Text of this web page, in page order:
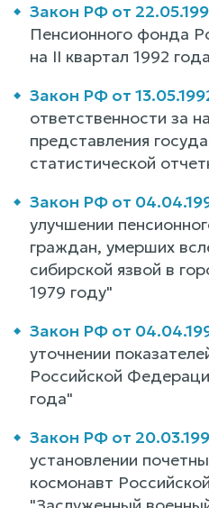
Закон РФ от
Пенсионного фонда
на II квартал 1992
Закон РФ от
ответственности за
представления
статистической
Закон РФ от
улучшении
граждан, умерших
сибирской язвой в
1979 году"
Закон РФ от
уточнении
Российской
года"
Закон РФ от
установлении
космонавт